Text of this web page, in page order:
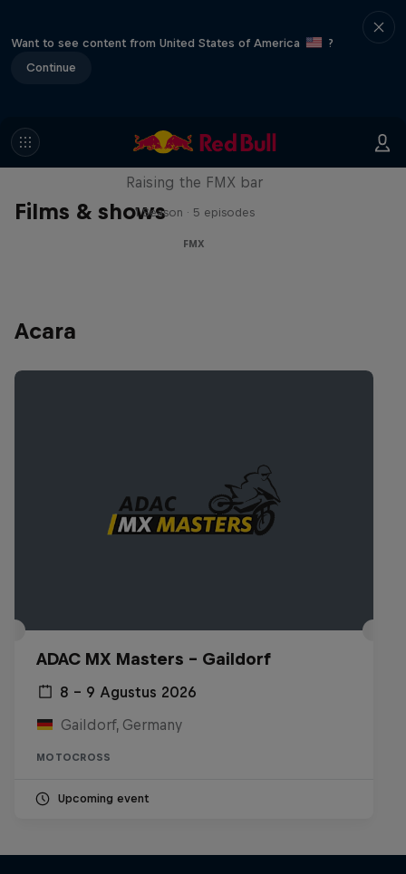
Want to see content from United States of America
?
Continue
Films & shows
Luc Ackermann: FMX Unloaded
Raising the FMX bar
1 Season · 5 episodes
FMX
Acara
ADAC MX Masters – Gaildorf
8 – 9 Agustus 2026
Gaildorf, Germany
MOTOCROSS
Upcoming event